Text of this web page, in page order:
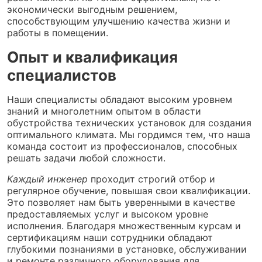
экономически выгодным решением,
способствующим улучшению качества жизни и
работы в помещении.
Опыт и квалификация
специалистов
Наши специалисты обладают высоким уровнем
знаний и многолетним опытом в области
обустройства технических установок для создания
оптимального климата. Мы гордимся тем, что наша
команда состоит из профессионалов, способных
решать задачи любой сложности.
Каждый инженер проходит строгий отбор и
регулярное обучение, повышая свои квалификации.
Это позволяет нам быть уверенными в качестве
предоставляемых услуг и высоком уровне
исполнения. Благодаря множественным курсам и
сертификациям наши сотрудники обладают
глубокими познаниями в установке, обслуживании